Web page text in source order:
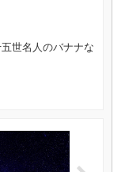
世名人のバナナな